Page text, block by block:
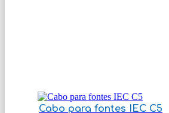
Cabo para fontes IEC C5